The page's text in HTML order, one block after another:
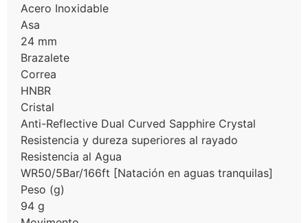
Acero Inoxidable
Asa
24 mm
Brazalete
Correa
HNBR
Cristal
Anti-Reflective Dual Curved Sapphire Crystal
Resistencia y dureza superiores al rayado
Resistencia al Agua
WR50/5Bar/166ft [Natación en aguas tranquilas]
Peso (g)
94 g